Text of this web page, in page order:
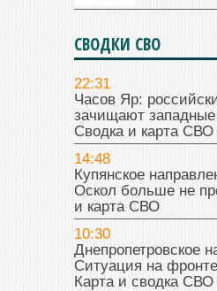
СВОДКИ СВО
22:31
Часов Яр:
зачищают
Сводка и карта СВО
14:48
Купянское
Оскол больше не
и карта СВО
10:30
Днепропетровское
Ситуация на
Карта и сводка СВО